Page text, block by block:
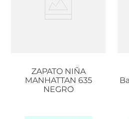
ZAPATO NIÑA
MANHATTAN 635
NEGRO